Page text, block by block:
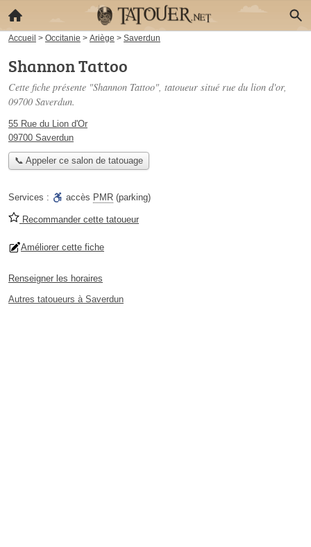
Accueil > Occitanie > Ariège > Saverdun
Shannon Tattoo
Cette fiche présente "Shannon Tattoo", tatoueur situé rue du lion d'or,
09700 Saverdun.
55 Rue du Lion d'Or
09700 Saverdun
📞 Appeler ce salon de tatouage
Services : accès PMR (parking)
Recommander cette tatoueur
Améliorer cette fiche
Renseigner les horaires
Autres tatoueurs à Saverdun